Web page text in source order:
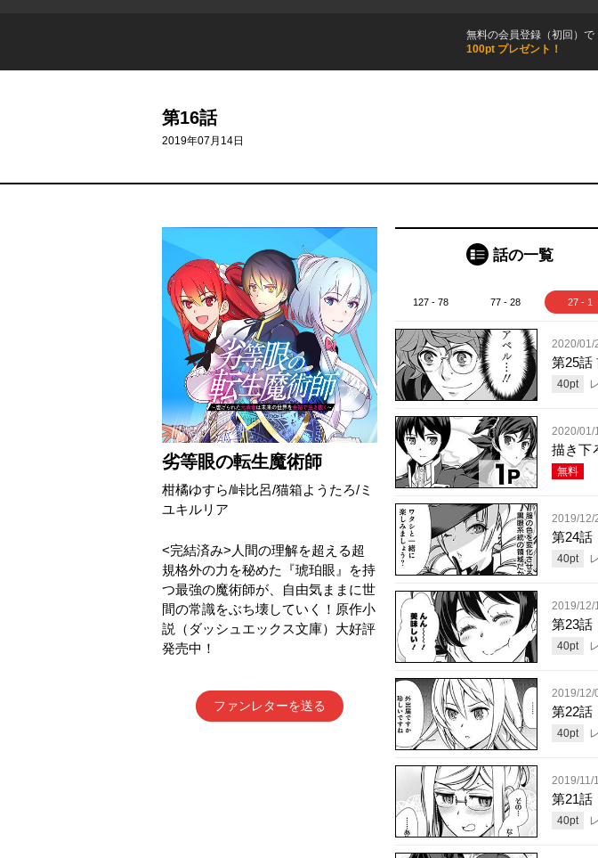
無料の会員登録（初回）で
100pt プレゼント！
第16話
2019年07月14日
劣等眼の転生魔術師
柑橘ゆすら/峠比呂/猫箱ようたろ/ミ
ユキルリア
<完結済み>人間の理解を超える超
規格外の力を秘めた『琥珀眼』を持
つ最強の魔術師が、自由気ままに世
間の常識をぶち壊していく！原作小
説（ダッシュエックス文庫）大好評
発売中！
ファンレターを送る
話の一覧
127 - 78 77 - 28 27 - 1
2020/01/
第25話
40pt
2020/01/
描き下
無料
2019/12/
第24話
40pt
2019/12/
第23話
40pt
2019/12/
第22話
40pt
2019/11/
第21話
40pt